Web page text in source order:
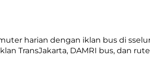
harian dengan iklan bus di
TransJakarta, DAMRI bus, dan